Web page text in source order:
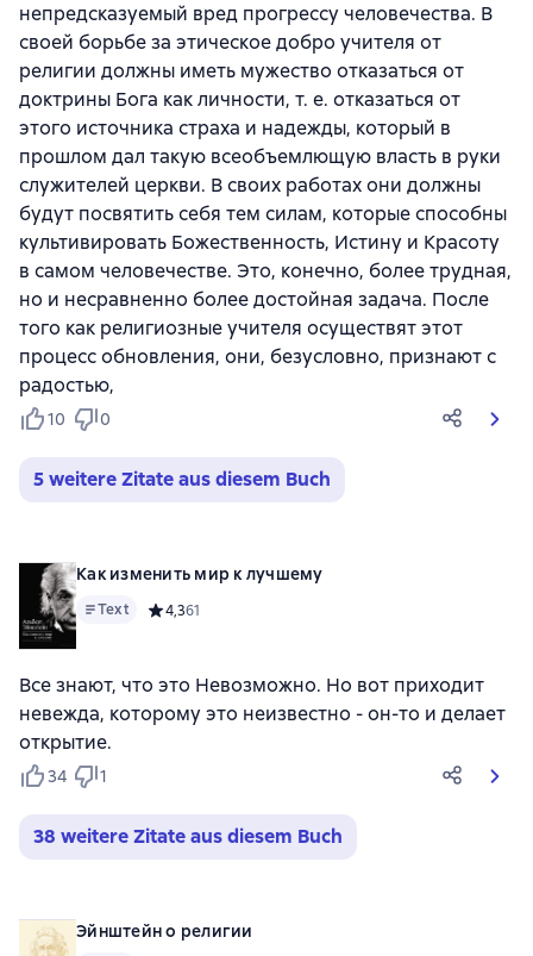
непредсказуемый вред прогрессу человечества. В
своей борьбе за этическое добро учителя от
религии должны иметь мужество отказаться от
доктрины Бога как личности, т. е. отказаться от
этого источника страха и надежды, который в
прошлом дал такую всеобъемлющую власть в руки
служителей церкви. В своих работах они должны
будут посвятить себя тем силам, которые способны
культивировать Божественность, Истину и Красоту
в самом человечестве. Это, конечно, более трудная,
но и несравненно более достойная задача. После
того как религиозные учителя осуществят этот
процесс обновления, они, безусловно, признают с
радостью,
10 0
5 weitere Zitate aus diesem Buch
Как изменить мир к лучшему
Text Средний рейтинг 4,3 на основе 61 оценок
4,361
Все знают, что это Невозможно. Но вот приходит
невежда, которому это неизвестно - он-то и делает
открытие.
34 1
38 weitere Zitate aus diesem Buch
Эйнштейн о религии